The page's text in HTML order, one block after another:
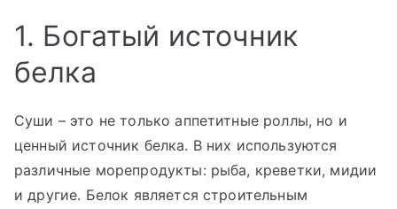
1. Богатый источник
белка
Суши – это не только аппетитные роллы, но и
ценный источник белка. В них используются
различные морепродукты: рыба, креветки, мидии
и другие. Белок является строительным